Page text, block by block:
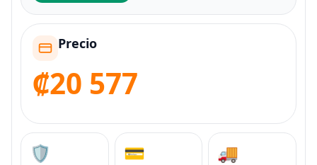
Precio
₡20 577
🛡️ 💳 🚚